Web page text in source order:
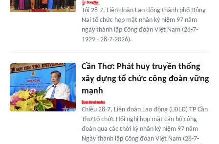
Tối 28-7, Liên đoàn Lao động thành phố Đồng
Nai tổ chức họp mặt nhân kỷ niệm 97 năm
ngày thành lập Công đoàn Việt Nam (28-7-
1929 - 28-7-2026).
Cần Thơ: Phát huy truyền thống
xây dựng tổ chức công đoàn vững
mạnh
Chiều 28-7, Liên đoàn Lao động (LĐLĐ) TP Cần
Thơ tổ chức Hội nghị họp mặt cán bộ công
đoàn qua các thời kỳ nhân kỷ niệm 97 năm
Ngày thành lập Công đoàn Việt Nam (28-7-